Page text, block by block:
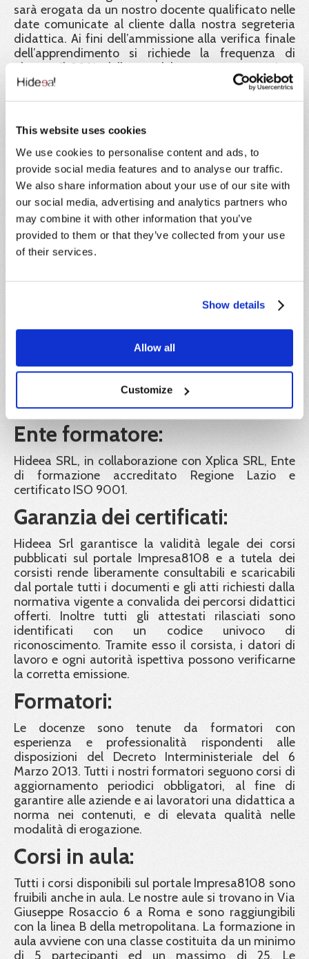
This website uses cookies
We use cookies to personalise content and ads, to
provide social media features and to analyse our traffic.
We also share information about your use of our site with
our social media, advertising and analytics partners who
may combine it with other information that you’ve
provided to them or that they’ve collected from your use
of their services.
Show details
Allow all
Customize
sarà erogata da un nostro docente qualificato nelle
date comunicate al cliente dalla nostra segreteria
didattica. Ai fini dell’ammissione alla verifica finale
dell’apprendimento si richiede la frequenza di
almeno il 90% delle ore del corso, come previsto
dalla normativa vigente.
Come pagare:
Il pagamento della quota di iscrizione dovrà essere
effettuato entro 5 giorni lavorativi precedenti alla
data di inizio del corso. Le iscrizioni saranno in ogni
caso confermate fino ad esaurimento posti, in
ordine cronologico di contabilizzazione dei
pagamenti. La classe è a numero chiuso e sarà
composta da un massimo di 30 partecipanti. Chi
vuole rinunciare alla partecipazione, pur avendo già
effettuato il pagamento, dovrà darne
antecedenti la data di inizio del corso,
rinuncia. L’importo corrisposto sarà convertito in
IVA:
Il prezzo indicato è esente IVA ai sensi dell'articolo
10, n. 20) del D.P.R. 26 ottobre 1972, n. 633.
Ente formatore:
Hideea SRL, in collaborazione con Xplica SRL, Ente
di formazione accreditato Regione Lazio e
certificato ISO 9001.
Garanzia dei certificati:
Hideea Srl garantisce la validità legale dei corsi
pubblicati sul portale Impresa8108 e a tutela dei
corsisti rende liberamente consultabili e scaricabili
dal portale tutti i documenti e gli atti richiesti dalla
normativa vigente a convalida dei percorsi didattici
offerti. Inoltre tutti gli attestati rilasciati sono
identificati con un codice univoco di
riconoscimento. Tramite esso il corsista, i datori di
lavoro e ogni autorità ispettiva possono verificarne
la corretta emissione.
Formatori:
Le docenze sono tenute da formatori con
esperienza e professionalità rispondenti alle
disposizioni del Decreto Interministeriale del 6
Marzo 2013. Tutti i nostri formatori seguono corsi di
aggiornamento periodici obbligatori, al fine di
garantire alle aziende e ai lavoratori una didattica a
norma nei contenuti, e di elevata qualità nelle
modalità di erogazione.
Corsi in aula:
Tutti i corsi disponibili sul portale Impresa8108 sono
fruibili anche in aula. Le nostre aule si trovano in Via
Giuseppe Rosaccio 6 a Roma e sono raggiungibili
con la linea B della metropolitana. La formazione in
aula avviene con una classe costituita da un minimo
di 5 partecipanti ed un massimo di 25. Le